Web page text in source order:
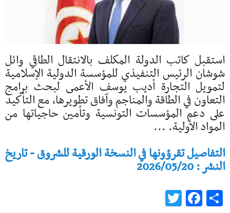
استقبل كاتب الدولة المكلف بالانتقال الطاقي وائل
شوشان الرئيس التنفيذي للمؤسسة الدولية الإسلامية
لتمويل التجارة أديب يوسف الأعمى لبحث برامج
التعاون في الطاقة والمناجم وآفاق تطويرها، مع التأكيد
على دعم المؤسسات التونسية وتأمين حاجياتها من
المواد الأولية. ...
التفاصيل تقرؤونها في النسخة الورقية للشروق - تاريخ
النشر : 2026/05/20
Share
Facebook